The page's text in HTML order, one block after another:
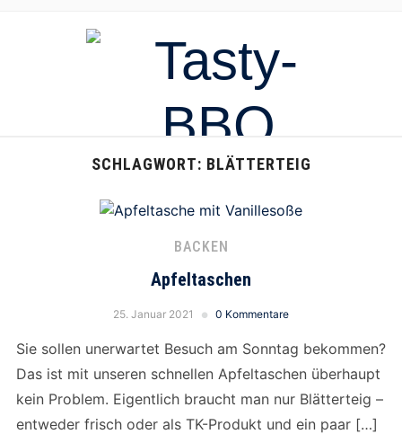
SCHLAGWORT: BLÄTTERTEIG
BACKEN
Apfeltaschen
25. Januar 2021 0 Kommentare
Sie sollen unerwartet Besuch am Sonntag bekommen?
Das ist mit unseren schnellen Apfeltaschen überhaupt
kein Problem. Eigentlich braucht man nur Blätterteig –
entweder frisch oder als TK-Produkt und ein paar […]